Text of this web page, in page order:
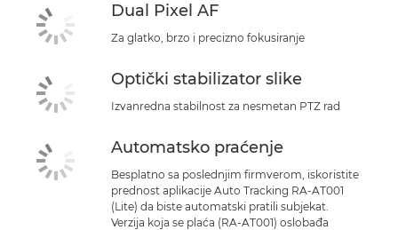
Dual Pixel AF
Za glatko, brzo i precizno fokusiranje
Optički stabilizator slike
Izvanredna stabilnost za nesmetan PTZ rad
Automatsko praćenje
Besplatno sa poslednjim firmverom, iskoristite
prednost aplikacije Auto Tracking RA-AT001
(Lite) da biste automatski pratili subjekat.
Verzija koja se plaća (RA-AT001) oslobađa